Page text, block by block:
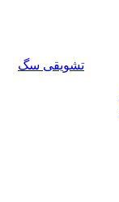
تشویقی سگ